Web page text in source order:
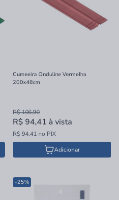
Cumeeira Onduline Vermelha
200x48cm
R$ 106,90
R$ 94,41 à vista
R$ 94,41 no PIX
Adicionar
-25%